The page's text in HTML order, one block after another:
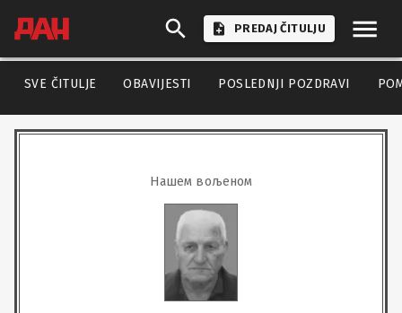
PREDAJ ČITULJU
SVE ČITULJE OBAVIJESTI POSLEDNJI POZDRAVI
Нашем вољеном